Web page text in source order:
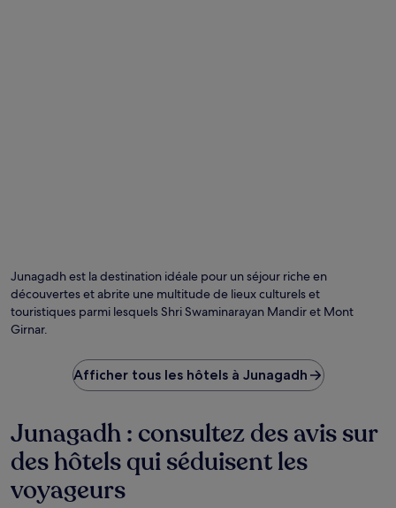
Junagadh est la destination idéale pour un séjour riche en
découvertes et abrite une multitude de lieux culturels et
touristiques parmi lesquels Shri Swaminarayan Mandir et Mont
Girnar.
Afficher tous les hôtels à Junagadh
Junagadh : consultez des avis sur
des hôtels qui séduisent les
voyageurs